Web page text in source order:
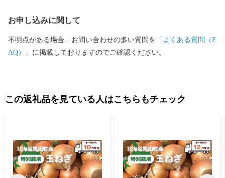
お申し込みに関して
不明点がある場合、お問い合わせの多い質問を 「よくある質問（F
AQ）」 に掲載しておりますのでご確認ください。
この返礼品を見ている人はこちらもチェック